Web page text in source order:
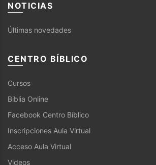
NOTICIAS
Últimas novedades
CENTRO BÍBLICO
Cursos
Biblia Online
Facebook Centro Bíblico
Inscripciones Aula Virtual
Acceso Aula Virtual
Videos